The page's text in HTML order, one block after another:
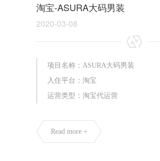
淘宝-ASURA大码男装
2020-03-08
项目名称：ASURA大码男装
入住平台：淘宝
运营类型：淘宝代运营
Read more +